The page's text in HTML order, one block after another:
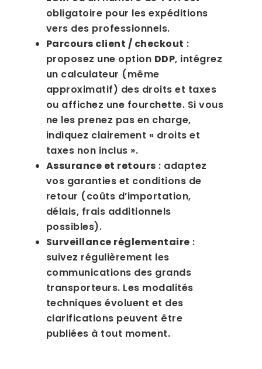
obligatoire pour les expéditions
vers des professionnels.
Parcours client / checkout :
proposez une option DDP, intégrez
un calculateur (même
approximatif) des droits et taxes
ou affichez une fourchette. Si vous
ne les prenez pas en charge,
indiquez clairement « droits et
taxes non inclus ».
Assurance et retours : adaptez
vos garanties et conditions de
retour (coûts d’importation,
délais, frais additionnels
possibles).
Surveillance réglementaire :
suivez régulièrement les
communications des grands
transporteurs. Les modalités
techniques évoluent et des
clarifications peuvent être
publiées à tout moment.